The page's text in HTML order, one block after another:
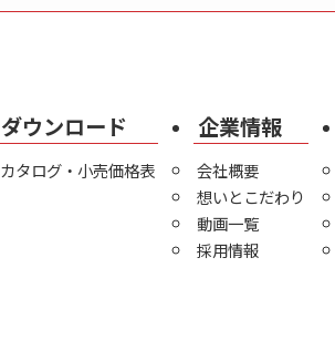
ダウンロード
カタログ・小売価格表
企業情報
会社概要
想いとこだわり
動画一覧
採用情報